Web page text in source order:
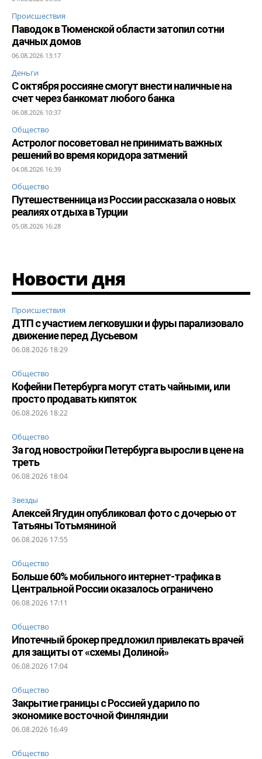
Происшествия
Паводок в Тюменской области затопил сотни
дачных домов
06.08.2026 13:17
Деньги
С октября россияне смогут внести наличные на
счет через банкомат любого банка
06.08.2026 10:37
Общество
Астролог посоветовал не принимать важных
решений во время коридора затмений
04.08.2026 16:39
Общество
Путешественница из России рассказала о новых
реалиях отдыха в Турции
05.08.2026 16:28
Новости дня
Происшествия
ДТП с участием легковушки и фуры парализовало
движение перед Дусьевом
06.08.2026 18:29
Общество
Кофейни Петербурга могут стать чайными, или
просто продавать кипяток
06.08.2026 18:22
Общество
За год новостройки Петербурга выросли в цене на
треть
06.08.2026 18:04
Звезды
Алексей Ягудин опубликовал фото с дочерью от
Татьяны Тотьмяниной
06.08.2026 17:55
Общество
Больше 60% мобильного интернет-трафика в
Центральной России оказалось ограничено
06.08.2026 17:11
Общество
Ипотечный брокер предложил привлекать врачей
для защиты от «схемы Долиной»
06.08.2026 17:04
Общество
Закрытие границы с Россией ударило по
экономике восточной Финляндии
06.08.2026 16:49
Общество